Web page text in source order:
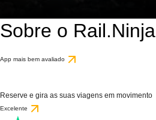
Sobre o Rail.Ninja
App mais bem avaliado
Reserve e gira as suas viagens em movimento
Excelente